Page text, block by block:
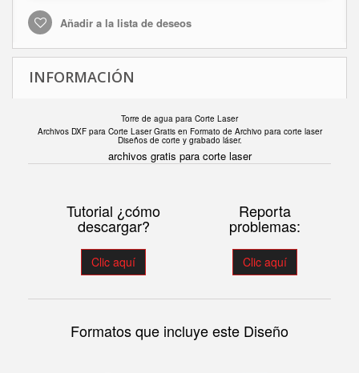
Añadir a la lista de deseos
INFORMACIÓN
Torre de agua para Corte Laser
Archivos DXF para Corte Laser Gratis en Formato de Archivo para corte laser
Diseños de corte y grabado láser.
archivos gratis para corte laser
Tutorial ¿cómo
descargar?
Clic aquí
Reporta
problemas:
Clic aquí
Formatos que incluye este Diseño